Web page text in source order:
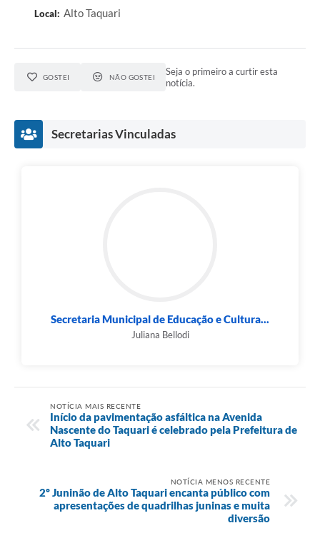
Local: Alto Taquari
GOSTEI NÃO GOSTEI
Seja o primeiro a curtir esta
notícia.
Secretarias Vinculadas
Secretaria Municipal de Educação e Cultura...
Juliana Bellodi
NOTÍCIA MAIS RECENTE
Início da pavimentação asfáltica na Avenida
Nascente do Taquari é celebrado pela Prefeitura de
Alto Taquari
NOTÍCIA MENOS RECENTE
2º Juninão de Alto Taquari encanta público com
apresentações de quadrilhas juninas e muita
diversão